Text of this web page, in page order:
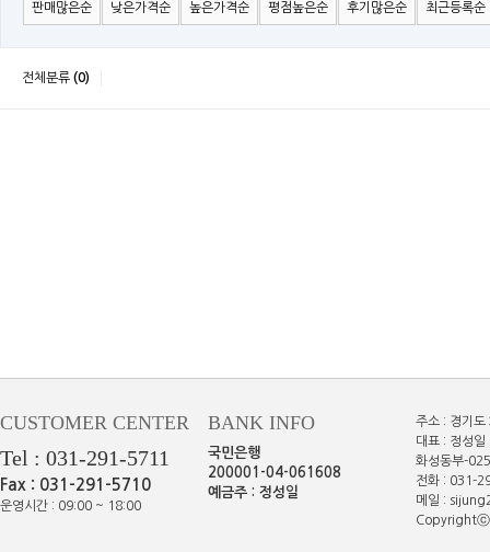
판매많은순 낮은가격순 높은가격순 평점높은순 후기많은순 최근등록순
전체분류 (0)
CUSTOMER CENTER
Tel : 031-291-5711
Fax : 031-291-5710
운영시간 : 09:00 ~ 18:00
BANK INFO
국민은행
200001-04-061608
예금주 : 정성일
주소 : 경기
대표 : 정성
화성동부-
전화 : 031-
메일 :